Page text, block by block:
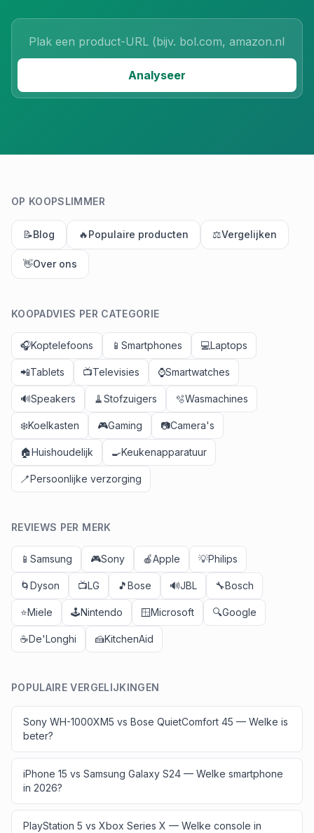
Analyseer
OP KOOPSLIMMER
📝Blog 🔥Populaire producten ⚖️Vergelijken
👋Over ons
KOOPADVIES PER CATEGORIE
🎧Koptelefoons 📱 Smartphones 💻Laptops
📲Tablets 📺Televisies ⌚Smartwatches
🔊Speakers 🧹Stofzuigers 🫧Wasmachines
❄️Koelkasten 🎮Gaming 📷Camera's
🏠Huishoudelijk 🍳Keukenapparatuur
🪥Persoonlijke verzorging
REVIEWS PER MERK
📱 Samsung 🎮Sony 🍎Apple 💡Philips
🌀Dyson 📺LG 🎵Bose 🔊JBL 🔧Bosch
⭐Miele 🕹️Nintendo 🪟Microsoft 🔍Google
☕De'Longhi 🍰KitchenAid
POPULAIRE VERGELIJKINGEN
Sony WH-1000XM5 vs Bose QuietComfort 45 — Welke is
beter?
iPhone 15 vs Samsung Galaxy S24 — Welke smartphone
in 2026?
PlayStation 5 vs Xbox Series X — Welke console in